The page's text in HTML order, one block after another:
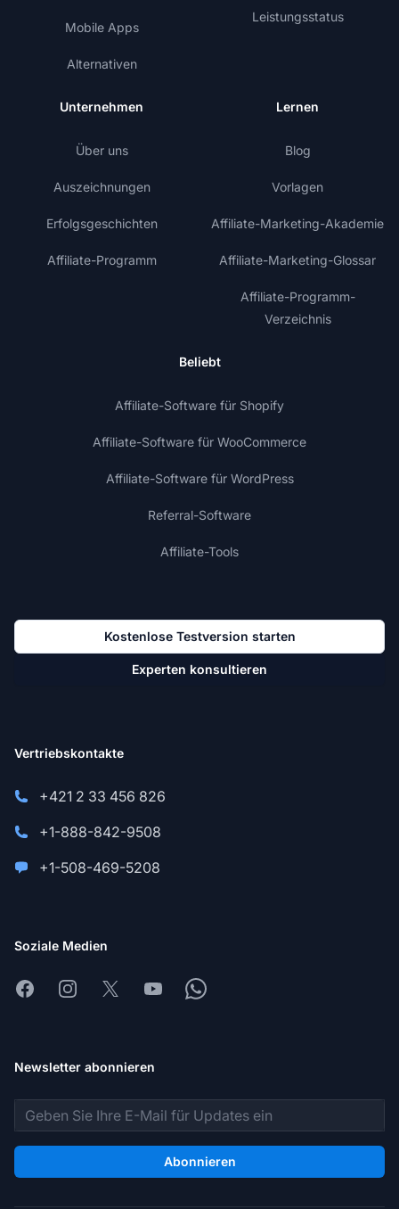
Mobile Apps
Alternativen
Leistungsstatus
Unternehmen
Über uns
Auszeichnungen
Erfolgsgeschichten
Affiliate-Programm
Lernen
Blog
Vorlagen
Affiliate-Marketing-Akademie
Affiliate-Marketing-Glossar
Affiliate-Programm-
Verzeichnis
Beliebt
Affiliate-Software für Shopify
Affiliate-Software für WooCommerce
Affiliate-Software für WordPress
Referral-Software
Affiliate-Tools
Kostenlose Testversion starten
Experten konsultieren
Vertriebskontakte
+421 2 33 456 826
+1-888-842-9508
+1-508-469-5208
Soziale Medien
FacebookInstagram
X YoutubeWhatsapp
Newsletter abonnieren
E-Mail-Adresse
Abonnieren